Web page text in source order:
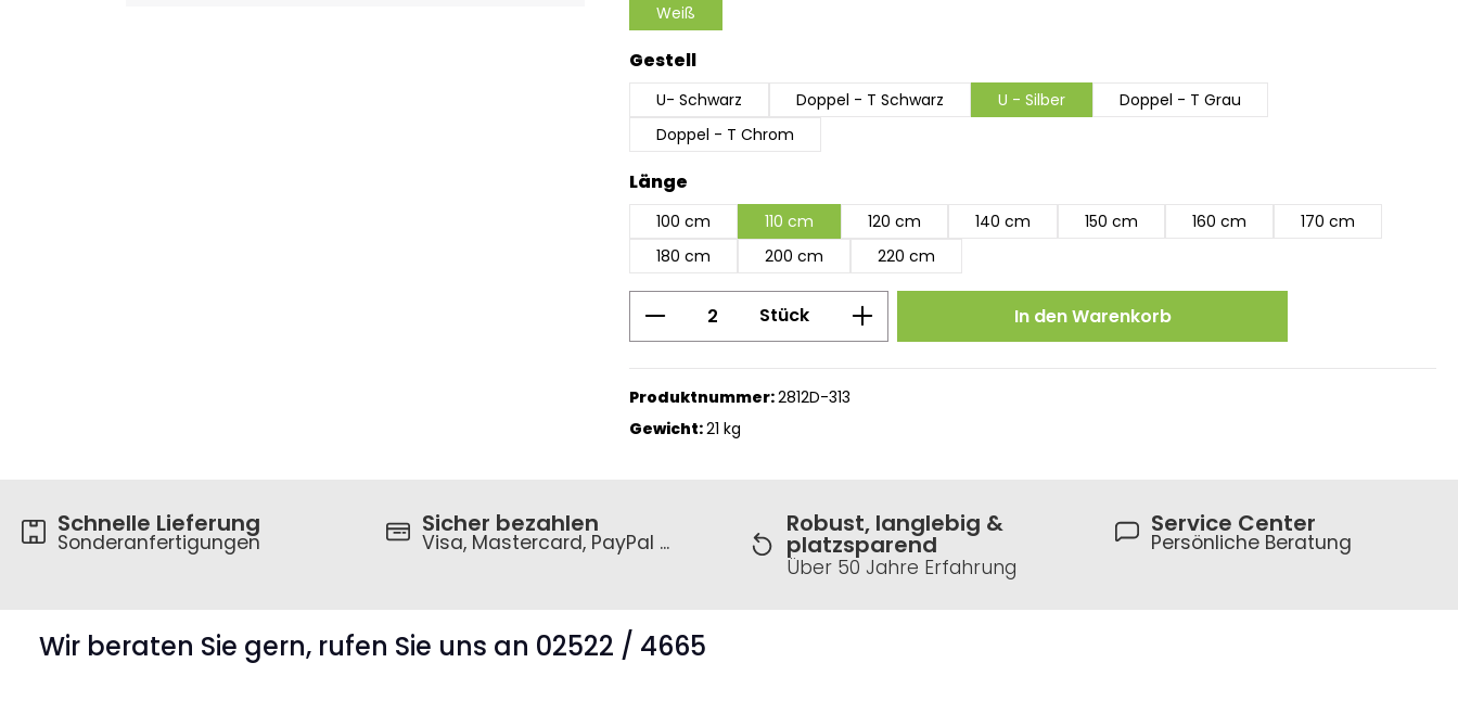
Weiß
Gestellauswählen
U- Schwarz Doppel - T Schwarz U - Silber
Doppel - T Grau
Doppel - T Chrom
Länge
100 cm 110 cm 120 cm 140 cm 150 cm 160 cm
170 cm
180 cm
200 cm 220 cm
Produkt Anzahl: Gib den gewünschten Wert ein oder benutze
Stück In den Warenkorb
Produktnummer:2812D-313
Gewicht:21 kg
Schnelle Lieferung
Sonderanfertigungen
Sicher bezahlen
Visa, Mastercard, PayPal ...
Robust, langlebig &
platzsparend
Über 50 Jahre Erfahrung
Service Center
Persönliche Beratung
Wir beraten Sie gern, rufen Sie uns an 02522 / 4665